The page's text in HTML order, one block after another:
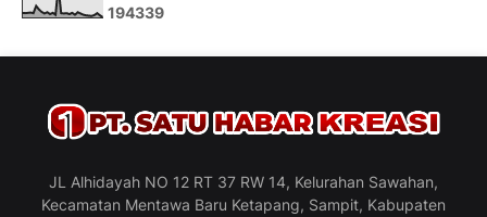
194339
JL Alhidayah NO 12 RT 37 RW 14, Kelurahan Sawahan,
Kecamatan Mentawa Baru Ketapang, Sampit, Kabupaten